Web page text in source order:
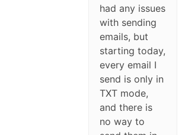
had any issues
with sending
emails, but
starting today,
every email I
send is only in
TXT mode,
and there is
no way to